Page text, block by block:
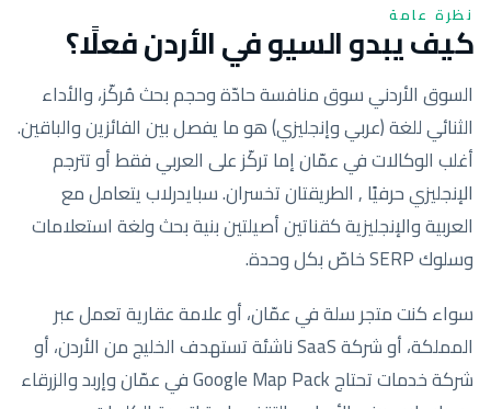
نظرة عامة
كيف يبدو السيو في الأردن فعلًا؟
السوق الأردني سوق منافسة حادّة وحجم بحث مُركّز، والأداء
الثنائي للغة (عربي وإنجليزي) هو ما يفصل بين الفائزين والباقين.
أغلب الوكالات في عمّان إما تركّز على العربي فقط أو تترجم
الإنجليزي حرفيًا , الطريقتان تخسران. سبايدرلاب يتعامل مع
العربية والإنجليزية كقناتين أصيلتين بنية بحث ولغة استعلامات
وسلوك SERP خاصّ بكل وحدة.
سواء كنت متجر سلة في عمّان، أو علامة عقارية تعمل عبر
المملكة، أو شركة SaaS ناشئة تستهدف الخليج من الأردن، أو
شركة خدمات تحتاج Google Map Pack في عمّان وإربد والزرقاء